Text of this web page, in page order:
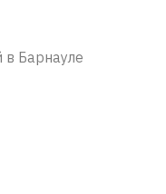
Барнауле